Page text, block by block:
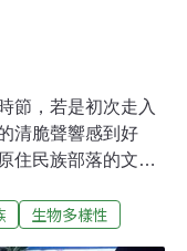
，若是初次走入
清脆聲響感到好
住民族部落的文化
山裡微風的助陣
生物多樣性